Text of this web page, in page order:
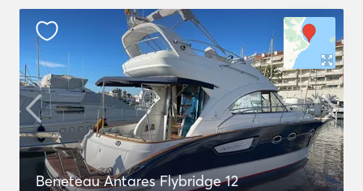
Beneteau Antares Flybridge 12